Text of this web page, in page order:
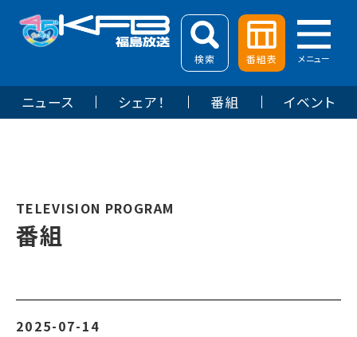
検索 番組表 メニュー
ニュース シェア！ 番組 イベント
TELEVISION PROGRAM
番組
2025-07-14